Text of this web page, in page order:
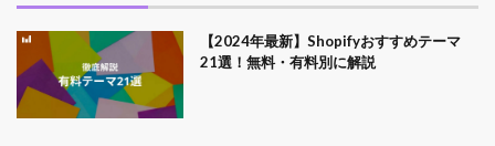
【2024年最新】Shopifyおすすめテーマ
21選！無料・有料別に解説